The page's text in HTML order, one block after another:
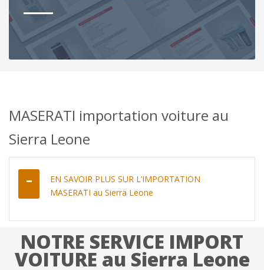
MASERATI importation voiture au
Sierra Leone
EN SAVOIR PLUS SUR L’IMPORTATION
MASERATI au Sierra Leone
NOTRE SERVICE IMPORT
VOITURE au Sierra Leone